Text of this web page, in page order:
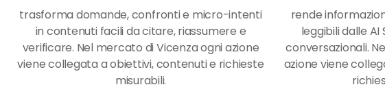
trasforma domande, confronti e micro-intenti
in contenuti facili da citare, riassumere e
verificare. Nel mercato di Vicenza ogni azione
viene collegata a obiettivi, contenuti e richieste
misurabili.
rende
leggibili dalle
conversazionali.
azione viene